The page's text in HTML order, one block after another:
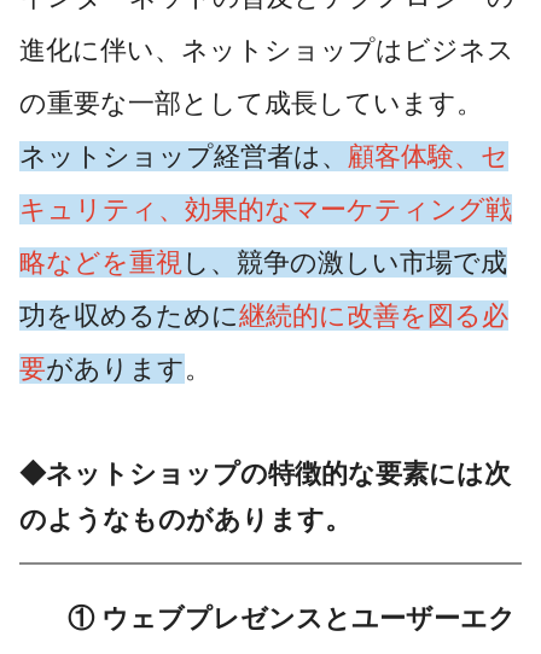
進化に伴い、ネットショップはビジネス
の重要な一部として成長しています。
ネットショップ経営者は、 顧客体験、セ
キュリティ、効果的なマーケティング戦
略などを重視し、競争の激しい市場で成
功を収めるために継続的に改善を図る必
要があります。
◆ネットショップの特徴的な要素には次
のようなものがあります。
① ウェブプレゼンスとユーザーエク